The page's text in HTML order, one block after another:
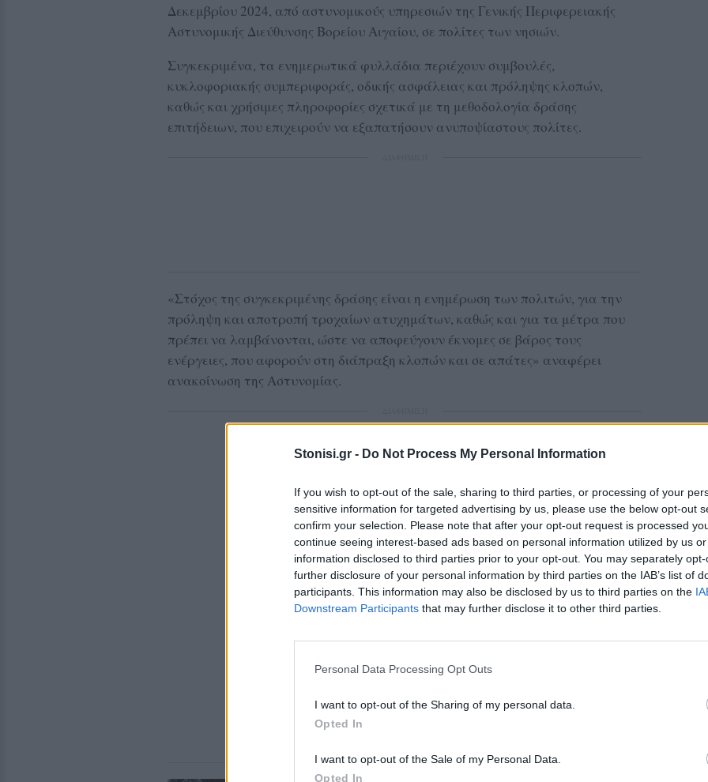
Stonisi.gr - Do Not Process My Personal Information
If you wish to opt-out of the sale, sharing to third parties, or processing of your
sensitive information for targeted advertising by us, please use the below opt-out
confirm your selection. Please note that after your opt-out request is processed
continue seeing interest-based ads based on personal information utilized by us
information disclosed to third parties prior to your opt-out. You may separately
further disclosure of your personal information by third parties on the IAB’s list of
participants. This information may also be disclosed by us to third parties on the
Downstream Participants that may further disclose it to other third parties.
Personal Data Processing Opt Outs
I want to opt-out of the Sharing of my personal data.
Opted In
I want to opt-out of the Sale of my Personal Data.
Opted In
Δεκεμβρίου 2024, από αστυνομικούς υπηρεσιών της Γενικής Περιφερειακής
Αστυνομικής Διεύθυνσης Βορείου Αιγαίου, σε πολίτες των νησιών.
Συγκεκριμένα, τα ενημερωτικά φυλλάδια περιέχουν συμβουλές,
κυκλοφοριακής συμπεριφοράς, οδικής ασφάλειας και πρόληψης κλοπών,
καθώς και χρήσιμες πληροφορίες σχετικά με τη μεθοδολογία δράσης
επιτήδειων, που επιχειρούν να εξαπατήσουν ανυποψίαστους πολίτες.
«Στόχος της συγκεκριμένης δράσης είναι η ενημέρωση των πολιτών, για την
πρόληψη και αποτροπή τροχαίων ατυχημάτων, καθώς και για τα μέτρα που
πρέπει να λαμβάνονται, ώστε να αποφεύγουν έκνομες σε βάρος τους
ενέργειες, που αφορούν στη διάπραξη κλοπών και σε απάτες» αναφέρει
ανακοίνωση της Αστυνομίας.